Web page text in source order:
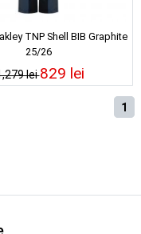
TNP Shell BIB Graphite
25/26
lei829 lei
1